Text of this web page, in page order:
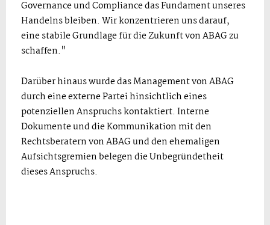
Governance und Compliance das Fundament unseres
Handelns bleiben. Wir konzentrieren uns darauf,
eine stabile Grundlage für die Zukunft von ABAG zu
schaffen."
Darüber hinaus wurde das Management von ABAG
durch eine externe Partei hinsichtlich eines
potenziellen Anspruchs kontaktiert. Interne
Dokumente und die Kommunikation mit den
Rechtsberatern von ABAG und den ehemaligen
Aufsichtsgremien belegen die Unbegründetheit
dieses Anspruchs.